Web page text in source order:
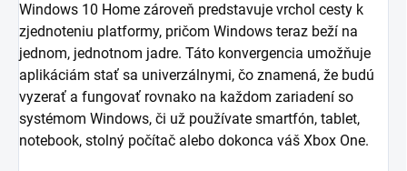
Windows 10 Home zároveň predstavuje vrchol cesty k
zjednoteniu platformy, pričom Windows teraz beží na
jednom, jednotnom jadre. Táto konvergencia umožňuje
aplikáciám stať sa univerzálnymi, čo znamená, že budú
vyzerať a fungovať rovnako na každom zariadení so
systémom Windows, či už používate smartfón, tablet,
notebook, stolný počítač alebo dokonca váš Xbox One.